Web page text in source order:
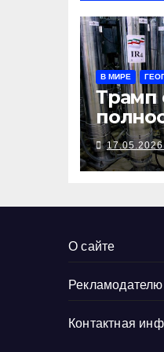
В МИРЕ
Трамп
О сайте
Рекламодателю
Контактная